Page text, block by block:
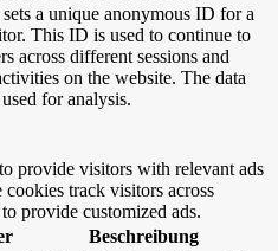
a unique anonymous ID for a
This ID is used to continue to
across different sessions and
on the website. The data
for analysis.
provide visitors with relevant ads
track visitors across
provide customized ads.
Beschreibung